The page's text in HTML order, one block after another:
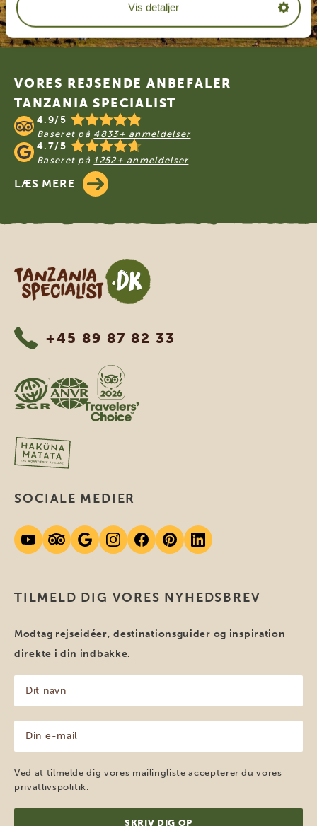
Vis detaljer
Footer
VORES REJSENDE ANBEFALER
TANZANIA SPECIALIST
4.9/5
Baseret på 4833+ anmeldelser
4.7/5
Baseret på 1252+ anmeldelser
LÆS MERE
Tanzania Specialist
+45 89 87 82 33
TILMELD DIG VORES NYHEDSBREV
Modtag rejseidéer, destinationsguider og inspiration
direkte i din indbakke.
navn
(Påkrævet)
mail
(Påkrævet)
Ved at tilmelde dig vores mailingliste accepterer du vores
privatlivspolitik
SOCIALE MEDIER